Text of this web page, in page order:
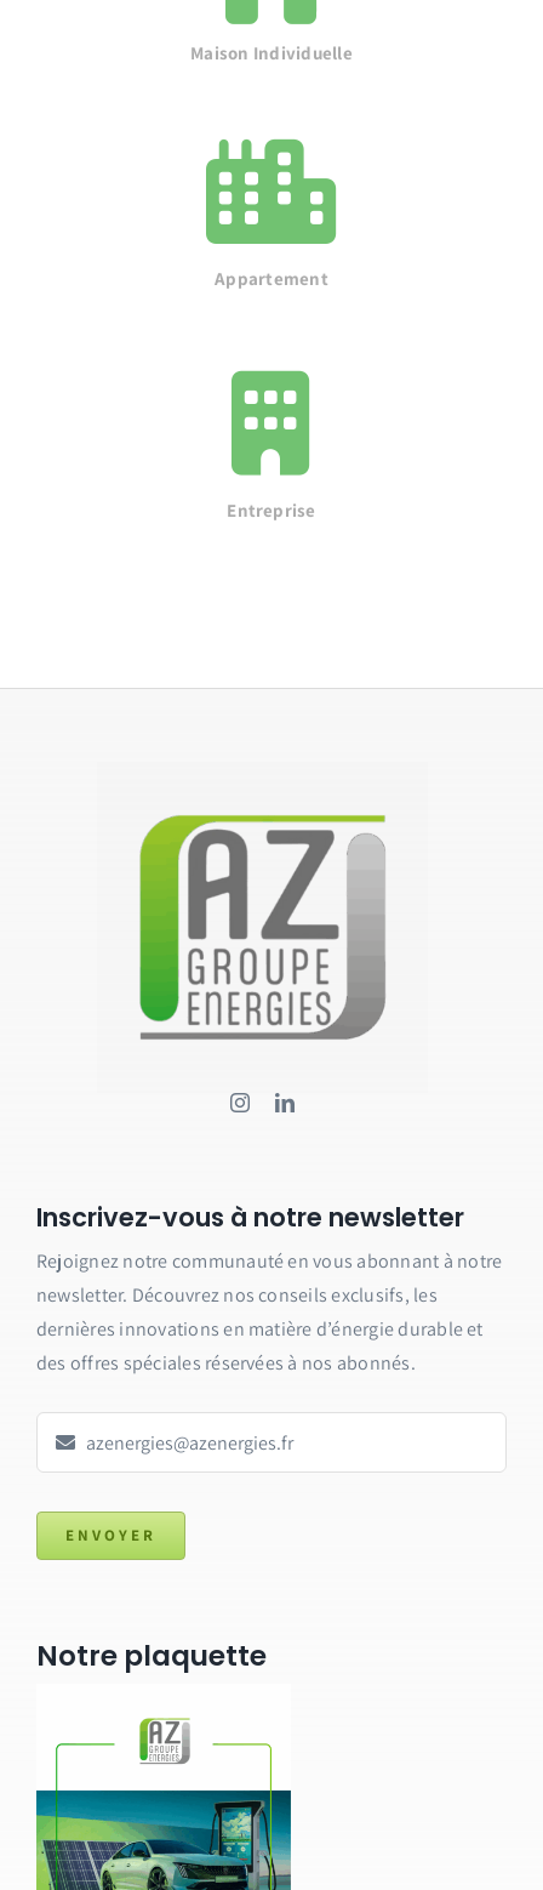
Maison Individuelle
Appartement
Entreprise
Inscrivez-vous à notre newsletter
Rejoignez notre communauté en vous abonnant à notre
newsletter. Découvrez nos conseils exclusifs, les
dernières innovations en matière d’énergie durable et
des offres spéciales réservées à nos abonnés.
ENVOYER
Notre plaquette